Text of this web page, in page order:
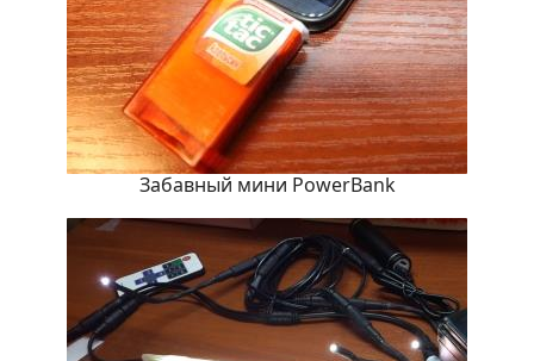
Забавный мини PowerBank